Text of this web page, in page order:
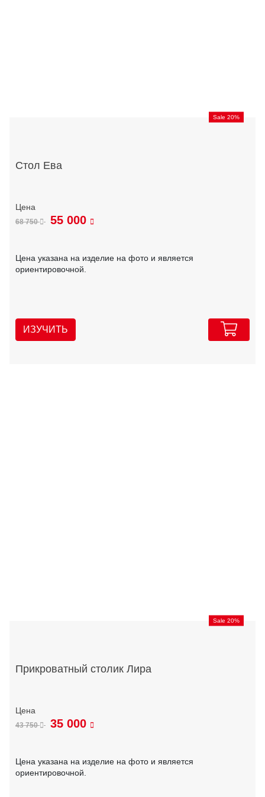
Sale 20%
Стол Ева
68 750 55 000
Цена указана на изделие на фото и является
ориентировочной.
ИЗУЧИТЬ
Sale 20%
Прикроватный столик Лира
43 750 35 000
Цена указана на изделие на фото и является
ориентировочной.